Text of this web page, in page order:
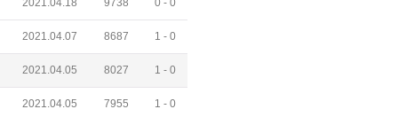
2021.04.18 9738 0 - 0
2021.04.07 8687 1 - 0
2021.04.05 8027 1 - 0
2021.04.05 7955 1 - 0